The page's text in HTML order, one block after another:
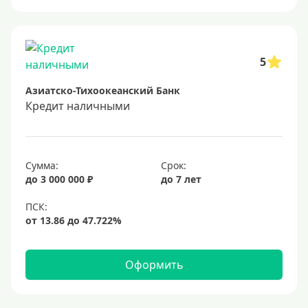
Способы выдачи
Не выходя из дома
С доставкой на дом
Наличными
В долларах США
В евро
Заемщики
5
Азиатско-Тихоокеанский Банк
Кредит наличными
Сумма:
до 3 000 000 ₽
Срок:
до 7 лет
Оформить